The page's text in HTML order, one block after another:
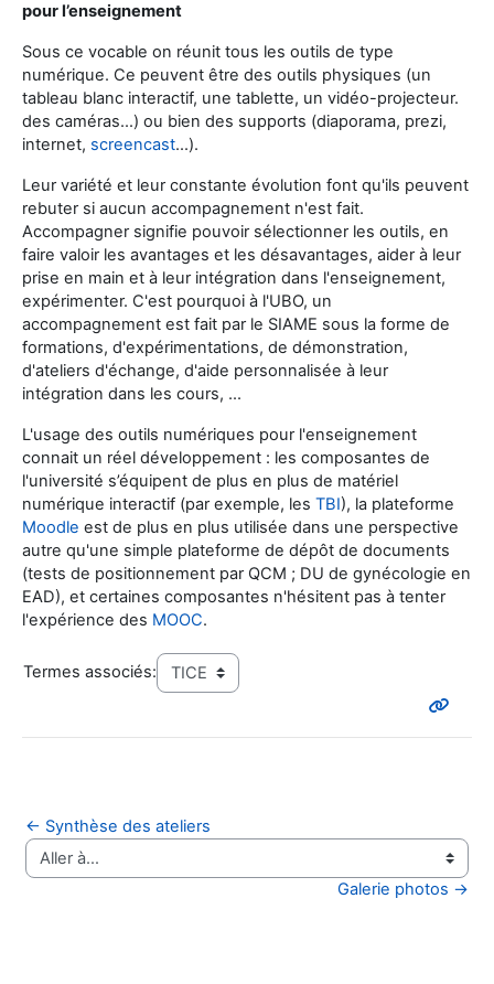
pour l’enseignement
Sous ce vocable on réunit tous les outils de type
numérique. Ce peuvent être des outils physiques (un
tableau blanc interactif, une tablette, un vidéo-projecteur.
des caméras...) ou bien des supports (diaporama, prezi,
internet, screencast...).
Leur variété et leur constante évolution font qu'ils peuvent
rebuter si aucun accompagnement n'est fait.
Accompagner signifie pouvoir sélectionner les outils, en
faire valoir les avantages et les désavantages, aider à leur
prise en main et à leur intégration dans l'enseignement,
expérimenter. C'est pourquoi à l'UBO, un
accompagnement est fait par le SIAME sous la forme de
formations, d'expérimentations, de démonstration,
d'ateliers d'échange, d'aide personnalisée à leur
intégration dans les cours, ...
L'usage des outils numériques pour l'enseignement
connait un réel développement : les composantes de
l'université s’équipent de plus en plus de matériel
numérique interactif (par exemple, les TBI), la plateforme
Moodle est de plus en plus utilisée dans une perspective
autre qu'une simple plateforme de dépôt de documents
(tests de positionnement par QCM ; DU de gynécologie en
EAD), et certaines composantes n'hésitent pas à tenter
l'expérience des MOOC.
Termes associés:
← Synthèse des ateliers
Galerie photos →